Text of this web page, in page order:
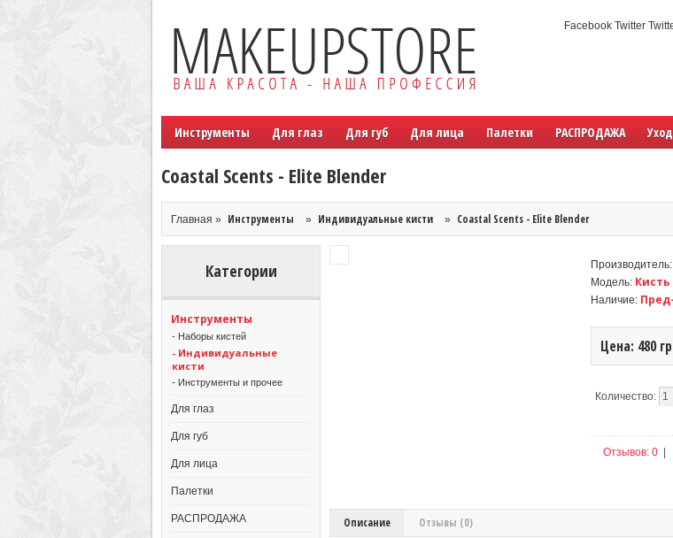
Facebook Twitter
Инструменты Для глаз Для губ Для лица Палетки РАСПРОДАЖА Уход
Coastal Scents - Elite Blender
Главная » Инструменты » Индивидуальные кисти » Coastal Scents - Elite Blender
Категории
Инструменты
- Наборы кистей
- Индивидуальные
кисти
- Инструменты и прочее
Для глаз
Для губ
Для лица
Палетки
РАСПРОДАЖА
Производитель:
Модель:
Наличие:
Цена: 480
Количество:
Отзывов: 0 |
Описание Отзывы (0)